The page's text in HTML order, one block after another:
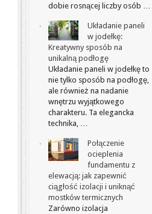
dobie rosnącej liczby osób …
Układanie paneli
w jodełkę:
Kreatywny sposób na
unikalną podłogę
Układanie paneli w jodełkę to
nie tylko sposób na podłogę,
ale również na nadanie
wnętrzu wyjątkowego
charakteru. Ta elegancka
technika, …
Połączenie
ocieplenia
fundamentu z
elewacją: jak zapewnić
ciągłość izolacji i uniknąć
mostków termicznych
Zarówno izolacja